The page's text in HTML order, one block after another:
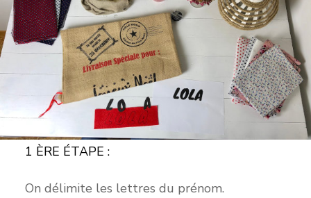
1 ÈRE ÉTAPE :
On délimite les lettres du prénom.